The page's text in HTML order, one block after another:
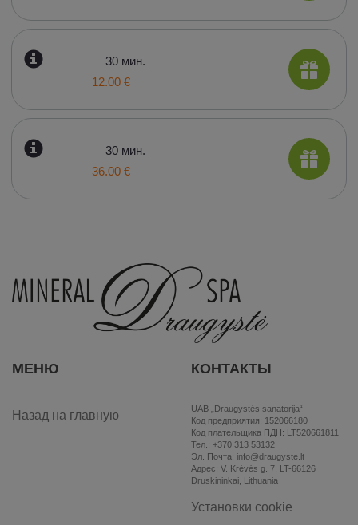
30 мин.
12.00 €
30 мин.
36.00 €
МЕНЮ
Назад на главную
КОНТАКТЫ
UAB „Draugystės sanatorija“
Код предприятия: 152066180
Код плательщика ПДН: LT520661811
Тел.: +370 313 53132
Эл. Почта: info@draugyste.lt
Aдрес: V. Krėvės g. 7, LT-66126
Druskininkai, Lithuania
Установки cookie